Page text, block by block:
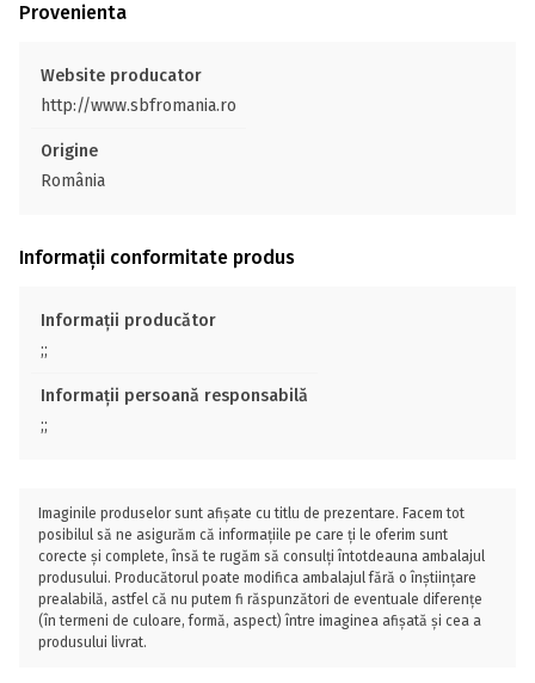
Provenienta
Website producator
http://www.sbfromania.ro
Origine
România
Informații conformitate produs
Informații producător
;;
Informații persoană responsabilă
;;
Imaginile produselor sunt afișate cu titlu de prezentare. Facem tot
posibilul să ne asigurăm că informațiile pe care ți le oferim sunt
corecte și complete, însă te rugăm să consulți întotdeauna ambalajul
produsului. Producătorul poate modifica ambalajul fără o înștiințare
prealabilă, astfel că nu putem fi răspunzători de eventuale diferențe
(în termeni de culoare, formă, aspect) între imaginea afișată și cea a
produsului livrat.